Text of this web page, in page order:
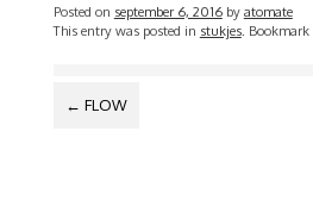
Posted on september 6, 2016by atomate
This entry was posted in stukjes. Bookmark
BERICHTNAVIGATIE
← FLOW